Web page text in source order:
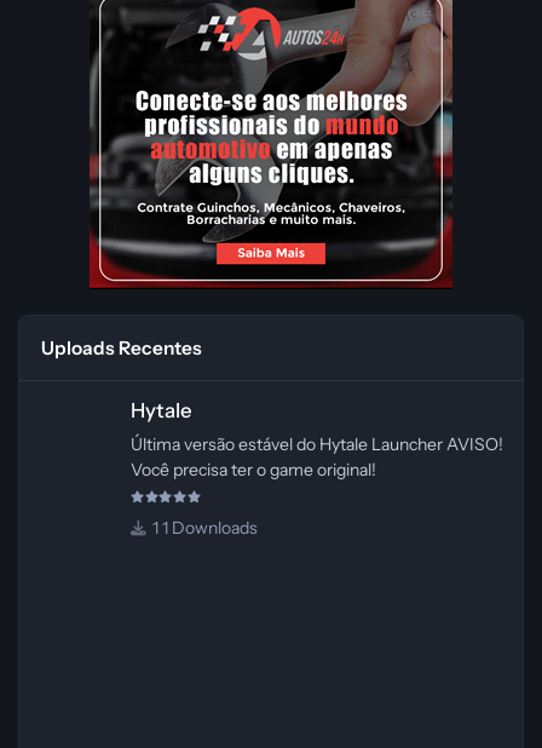
Uploads Recentes
Hytale
Última versão estável do Hytale Launcher AVISO!
Você precisa ter o game original!
1 Downloads